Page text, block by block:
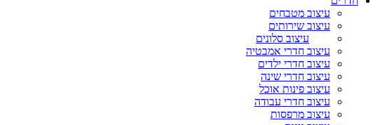
עיצוב מטבחים
עיצוב שירותים
עיצוב סלונים
עיצוב חדרי אמבטיה
עיצוב חדרי ילדים
עיצוב חדרי שינה
עיצוב פינות אוכל
עיצוב חדרי עבודה
עיצוב מרפסות